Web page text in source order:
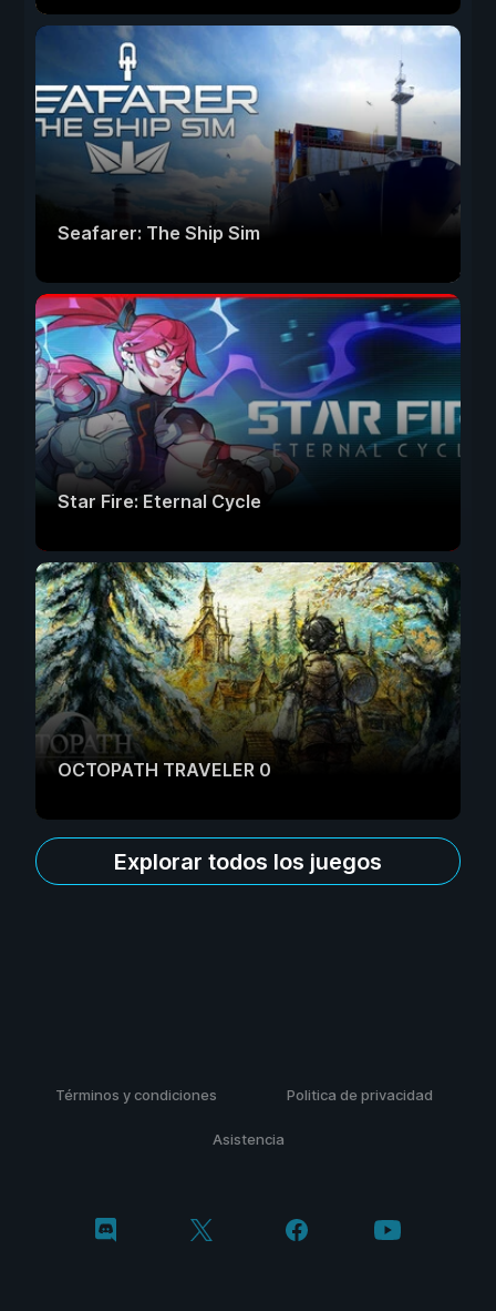
Seafarer: The Ship Sim
Star Fire: Eternal Cycle
OCTOPATH TRAVELER 0
Explorar todos los juegos
Términos y condiciones Politica de privacidad
Asistencia